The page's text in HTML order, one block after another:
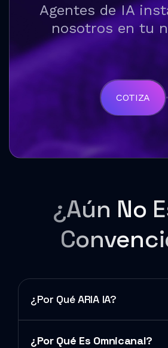
Agentes de IA
nosotros en tu
COTIZA
¿Aún No
¿Por Qué ARIA IA?
¿Por Qué Es Omnicanal?